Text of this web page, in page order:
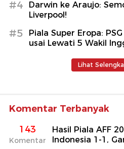
#4
Darwin ke Araujo:
Liverpool!
#5
Piala Super Eropa:
usai Lewati 5 Wakil
Lihat
Komentar Terbanyak
143
Komentar
Hasil Piala AFF
Indonesia 1-1,